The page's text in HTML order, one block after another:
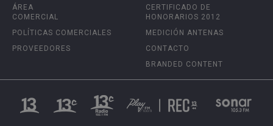
ÁREA
COMERCIAL
POLÍTICAS COMERCIALES
PROVEEDORES
CERTIFICADO DE
HONORARIOS 2012
MEDICIÓN ANTENAS
CONTACTO
BRANDED CONTENT